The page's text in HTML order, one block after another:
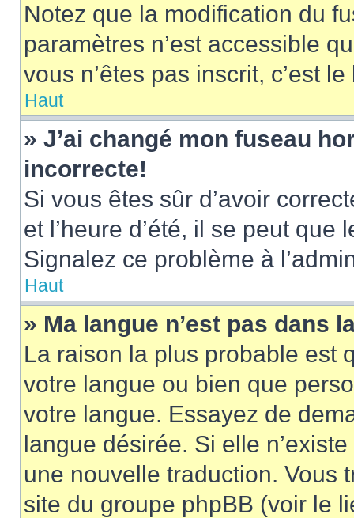
Notez que la modification du
paramètres n’est accessible
vous n’êtes pas inscrit, c’est
Haut
» J’ai changé mon fuseau
incorrecte!
Si vous êtes sûr d’avoir
et l’heure d’été, il se peut que
Signalez ce problème à
Haut
» Ma langue n’est pas dans
La raison la plus probable est
votre langue ou bien que
votre langue. Essayez de
langue désirée. Si elle
une nouvelle traduction. Vous
site du groupe phpBB (voir le